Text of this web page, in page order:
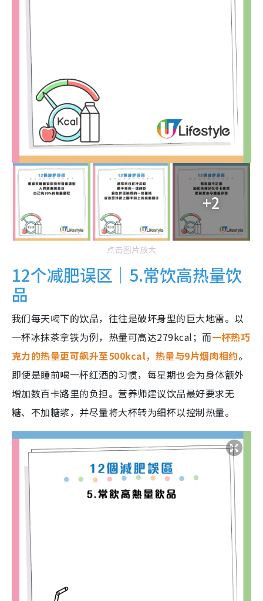
+2
点击图片放大
12个减肥误区｜5.常饮高热量饮
品
我们每天喝下的饮品，往往是破坏身型的巨大地雷。以
一杯冰抹茶拿铁为例，热量可高达279kcal；而一杯热巧
克力的热量更可飙升至500kcal，热量与9片烟肉相约。
即使是睡前喝一杯红酒的习惯，每星期也会为身体额外
增加数百卡路里的负担。营养师建议饮品最好要求无
糖、不加糖浆，并尽量将大杯转为细杯以控制热量。